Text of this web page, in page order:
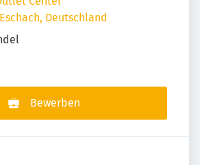
Deutschland
Bewerben